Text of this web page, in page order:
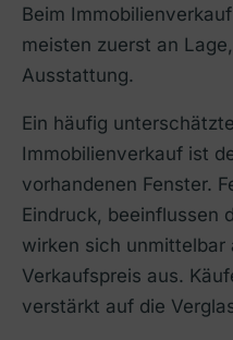
Beim
meisten zuerst an
Ausstattung.
Ein häufig
Immobilienverkauf ist
vorhandenen Fenster.
Eindruck, beeinflussen
wirken sich unmittelbar
Verkaufspreis aus.
verstärkt auf die